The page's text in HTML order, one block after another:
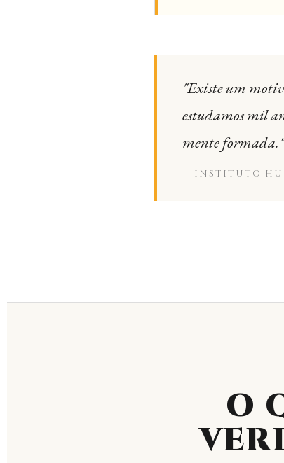
"Existe um
estudamos mil
mente formada."
— INSTITUTO
O